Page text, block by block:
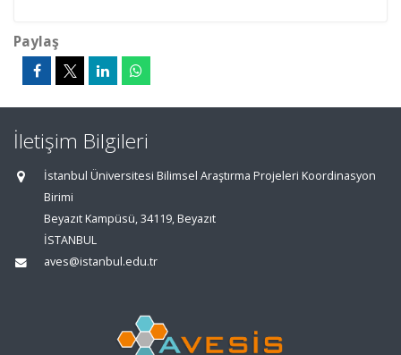
Paylaş
İletişim Bilgileri
İstanbul Üniversitesi Bilimsel Araştırma Projeleri Koordinasyon
Birimi
Beyazıt Kampüsü, 34119, Beyazıt
İSTANBUL
aves@istanbul.edu.tr